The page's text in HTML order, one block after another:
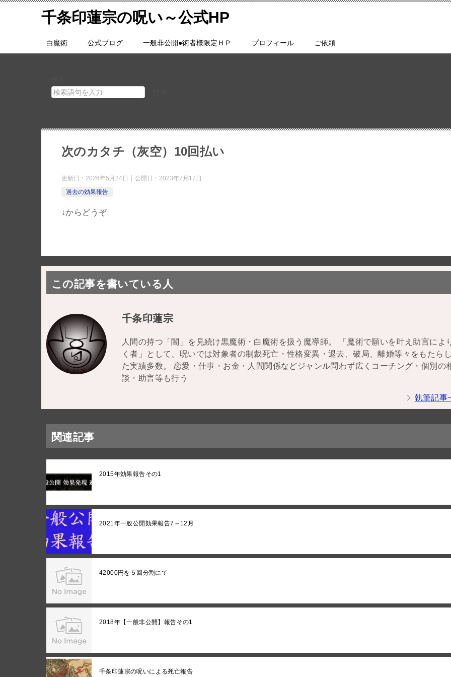
千条印蓮宗の呪い～公式HP
白魔術 公式ブログ 一般非公開●術者様限定ＨＰ プロフィール ご依頼
次のカタチ（灰空）10回払い
更新日： 2026年5月24日 公開日： 2023年7月17日
過去の効果報告
↓からどうぞ
この記事を書いている人
千条印蓮宗
人間の持つ「闇」を見続け黒魔術・白魔術を扱う魔導師。 「魔術で願いを叶え助言によ
く者」として、呪いでは対象者の制裁死亡・性格変異・退去、破局、離婚等々をもたら
た実績多数。 恋愛・仕事・お金・人間関係などジャンル問わず広くコーチング・個別の
談・助言等も行う
執筆記事
関連記事
2015年効果報告その1
2021年一般公開効果報告7～12月
42000円を５回分割にて
2018年【一般非公開】報告その1
千条印蓮宗の呪いによる死亡報告